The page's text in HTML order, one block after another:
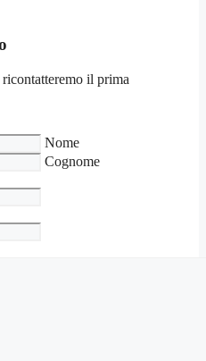
il prima
Nome
Cognome